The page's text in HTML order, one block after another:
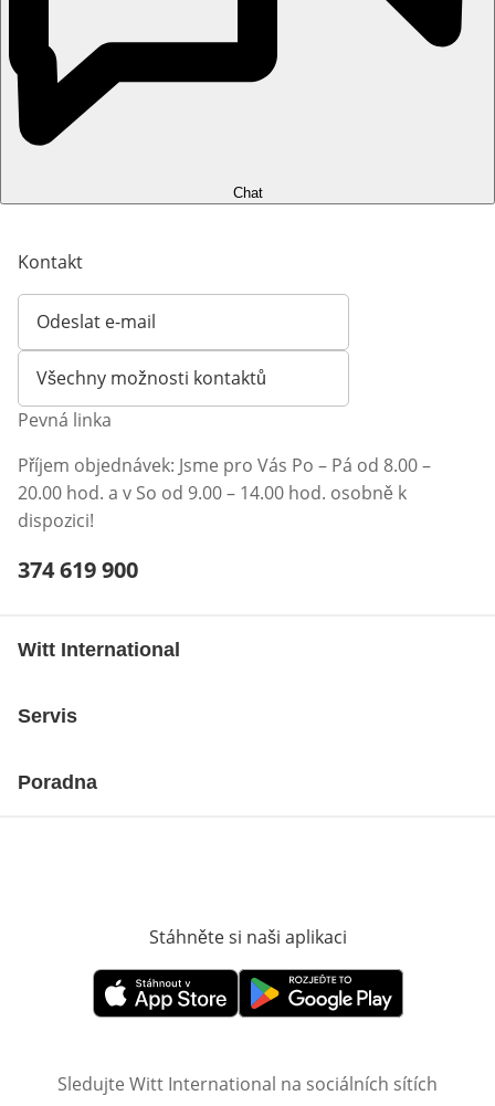
Chat
Kontakt
Odeslat e-mail
Otevírá e-mailového klienta
Všechny možnosti kontaktů
Pevná linka
Příjem objednávek: Jsme pro Vás Po – Pá od 8.00 –
20.00 hod. a v So od 9.00 – 14.00 hod. osobně k
dispozici!
Telefonní číslo:
374 619 900
Witt International
Servis
Poradna
Stáhněte si naši aplikaci
Otevře v novém okněOtevře v novém okně
Sledujte Witt International na sociálních sítích